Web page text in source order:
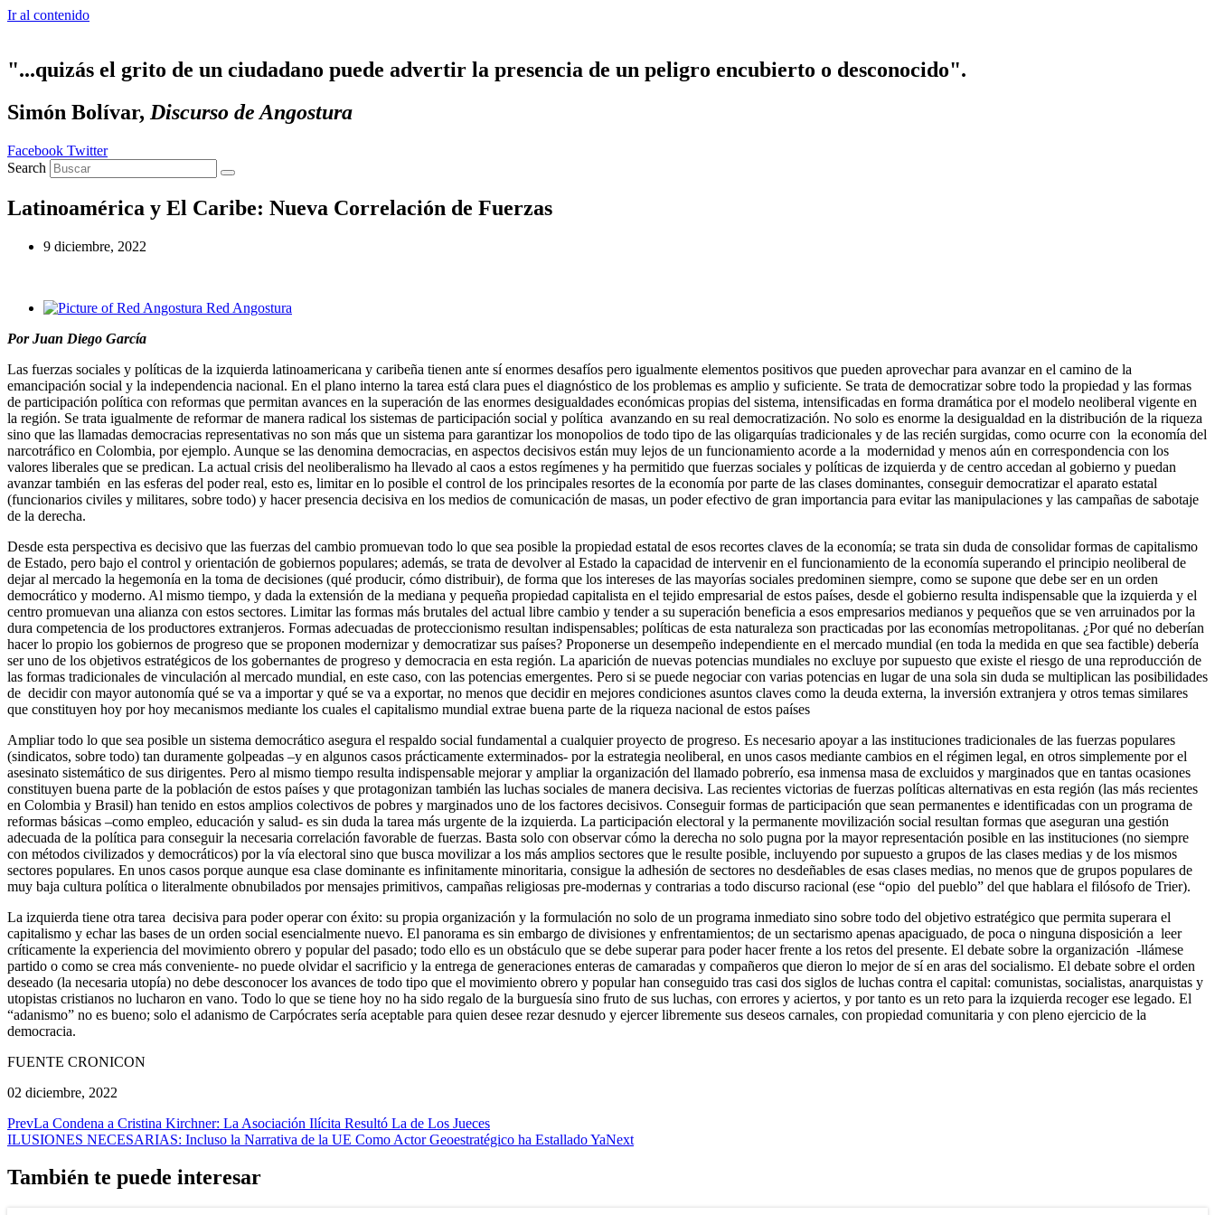
Ir al contenido
"...quizás el grito de un ciudadano puede advertir la presencia de un peligro encubierto o desconocido".
Simón Bolívar, Discurso de Angostura
Facebook Twitter
Search
Latinoamérica y El Caribe: Nueva Correlación de Fuerzas
9 diciembre, 2022
Red Angostura
Por Juan Diego García
Las fuerzas sociales y políticas de la izquierda latinoamericana y caribeña tienen ante sí enormes desafíos pero igualmente elementos positivos que pueden aprovechar para avanzar en el camino de la
emancipación social y la independencia nacional. En el plano interno la tarea está clara pues el diagnóstico de los problemas es amplio y suficiente. Se trata de democratizar sobre todo la propiedad y las formas
de participación política con reformas que permitan avances en la superación de las enormes desigualdades económicas propias del sistema, intensificadas en forma dramática por el modelo neoliberal vigente en
la región. Se trata igualmente de reformar de manera radical los sistemas de participación social y política avanzando en su real democratización. No solo es enorme la desigualdad en la distribución de la riqueza
sino que las llamadas democracias representativas no son más que un sistema para garantizar los monopolios de todo tipo de las oligarquías tradicionales y de las recién surgidas, como ocurre con la economía del
narcotráfico en Colombia, por ejemplo. Aunque se las denomina democracias, en aspectos decisivos están muy lejos de un funcionamiento acorde a la modernidad y menos aún en correspondencia con los
valores liberales que se predican. La actual crisis del neoliberalismo ha llevado al caos a estos regímenes y ha permitido que fuerzas sociales y políticas de izquierda y de centro accedan al gobierno y puedan
avanzar también en las esferas del poder real, esto es, limitar en lo posible el control de los principales resortes de la economía por parte de las clases dominantes, conseguir democratizar el aparato estatal
(funcionarios civiles y militares, sobre todo) y hacer presencia decisiva en los medios de comunicación de masas, un poder efectivo de gran importancia para evitar las manipulaciones y las campañas de sabotaje
de la derecha.
Desde esta perspectiva es decisivo que las fuerzas del cambio promuevan todo lo que sea posible la propiedad estatal de esos recortes claves de la economía; se trata sin duda de consolidar formas de capitalismo
de Estado, pero bajo el control y orientación de gobiernos populares; además, se trata de devolver al Estado la capacidad de intervenir en el funcionamiento de la economía superando el principio neoliberal de
dejar al mercado la hegemonía en la toma de decisiones (qué producir, cómo distribuir), de forma que los intereses de las mayorías sociales predominen siempre, como se supone que debe ser en un orden
democrático y moderno. Al mismo tiempo, y dada la extensión de la mediana y pequeña propiedad capitalista en el tejido empresarial de estos países, desde el gobierno resulta indispensable que la izquierda y el
centro promuevan una alianza con estos sectores. Limitar las formas más brutales del actual libre cambio y tender a su superación beneficia a esos empresarios medianos y pequeños que se ven arruinados por la
dura competencia de los productores extranjeros. Formas adecuadas de proteccionismo resultan indispensables; políticas de esta naturaleza son practicadas por las economías metropolitanas. ¿Por qué no deberían
hacer lo propio los gobiernos de progreso que se proponen modernizar y democratizar sus países? Proponerse un desempeño independiente en el mercado mundial (en toda la medida en que sea factible) debería
ser uno de los objetivos estratégicos de los gobernantes de progreso y democracia en esta región. La aparición de nuevas potencias mundiales no excluye por supuesto que existe el riesgo de una reproducción de
las formas tradicionales de vinculación al mercado mundial, en este caso, con las potencias emergentes. Pero si se puede negociar con varias potencias en lugar de una sola sin duda se multiplican las posibilidades
de decidir con mayor autonomía qué se va a importar y qué se va a exportar, no menos que decidir en mejores condiciones asuntos claves como la deuda externa, la inversión extranjera y otros temas similares
que constituyen hoy por hoy mecanismos mediante los cuales el capitalismo mundial extrae buena parte de la riqueza nacional de estos países
Ampliar todo lo que sea posible un sistema democrático asegura el respaldo social fundamental a cualquier proyecto de progreso. Es necesario apoyar a las instituciones tradicionales de las fuerzas populares
(sindicatos, sobre todo) tan duramente golpeadas –y en algunos casos prácticamente exterminados- por la estrategia neoliberal, en unos casos mediante cambios en el régimen legal, en otros simplemente por el
asesinato sistemático de sus dirigentes. Pero al mismo tiempo resulta indispensable mejorar y ampliar la organización del llamado pobrerío, esa inmensa masa de excluidos y marginados que en tantas ocasiones
constituyen buena parte de la población de estos países y que protagonizan también las luchas sociales de manera decisiva. Las recientes victorias de fuerzas políticas alternativas en esta región (las más recientes
en Colombia y Brasil) han tenido en estos amplios colectivos de pobres y marginados uno de los factores decisivos. Conseguir formas de participación que sean permanentes e identificadas con un programa de
reformas básicas –como empleo, educación y salud- es sin duda la tarea más urgente de la izquierda. La participación electoral y la permanente movilización social resultan formas que aseguran una gestión
adecuada de la política para conseguir la necesaria correlación favorable de fuerzas. Basta solo con observar cómo la derecha no solo pugna por la mayor representación posible en las instituciones (no siempre
con métodos civilizados y democráticos) por la vía electoral sino que busca movilizar a los más amplios sectores que le resulte posible, incluyendo por supuesto a grupos de las clases medias y de los mismos
sectores populares. En unos casos porque aunque esa clase dominante es infinitamente minoritaria, consigue la adhesión de sectores no desdeñables de esas clases medias, no menos que de grupos populares de
muy baja cultura política o literalmente obnubilados por mensajes primitivos, campañas religiosas pre-modernas y contrarias a todo discurso racional (ese “opio del pueblo” del que hablara el filósofo de Trier).
La izquierda tiene otra tarea decisiva para poder operar con éxito: su propia organización y la formulación no solo de un programa inmediato sino sobre todo del objetivo estratégico que permita superara el
capitalismo y echar las bases de un orden social esencialmente nuevo. El panorama es sin embargo de divisiones y enfrentamientos; de un sectarismo apenas apaciguado, de poca o ninguna disposición a leer
críticamente la experiencia del movimiento obrero y popular del pasado; todo ello es un obstáculo que se debe superar para poder hacer frente a los retos del presente. El debate sobre la organización -llámese
partido o como se crea más conveniente- no puede olvidar el sacrificio y la entrega de generaciones enteras de camaradas y compañeros que dieron lo mejor de sí en aras del socialismo. El debate sobre el orden
deseado (la necesaria utopía) no debe desconocer los avances de todo tipo que el movimiento obrero y popular han conseguido tras casi dos siglos de luchas contra el capital: comunistas, socialistas, anarquistas y
utopistas cristianos no lucharon en vano. Todo lo que se tiene hoy no ha sido regalo de la burguesía sino fruto de sus luchas, con errores y aciertos, y por tanto es un reto para la izquierda recoger ese legado. El
“adanismo” no es bueno; solo el adanismo de Carpócrates sería aceptable para quien desee rezar desnudo y ejercer libremente sus deseos carnales, con propiedad comunitaria y con pleno ejercicio de la
democracia.
FUENTE CRONICON
02 diciembre, 2022
PrevLa Condena a Cristina Kirchner: La Asociación Ilícita Resultó La de Los Jueces
ILUSIONES NECESARIAS: Incluso la Narrativa de la UE Como Actor Geoestratégico ha Estallado YaNext
También te puede interesar